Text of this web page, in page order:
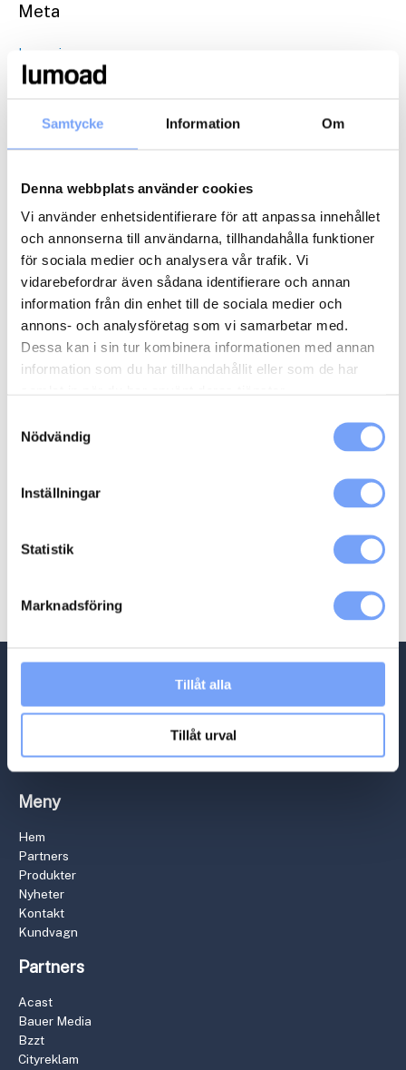
Samtycke Information Om
Denna webbplats använder cookies
Vi använder enhetsidentifierare för att anpassa innehållet
och annonserna till användarna, tillhandahålla funktioner
för sociala medier och analysera vår trafik. Vi
vidarebefordrar även sådana identifierare och annan
information från din enhet till de sociala medier och
annons- och analysföretag som vi samarbetar med.
Dessa kan i sin tur kombinera informationen med annan
information som du har tillhandahållit eller som de har
Nödvändig
Inställningar
Statistik
Marknadsföring
Tillåt alla
Tillåt urval
Meta
Logga in
Flöde för inlägg
WordPress.org
Range of Products
Podcast (44)
Online Video (44)
EDR(4)
Digital Utomhus
Meny
Hem
Partners
Produkter
Nyheter
Kontakt
Kundvagn
Partners
Acast
Bauer Media
Bzzt
Cityreklam